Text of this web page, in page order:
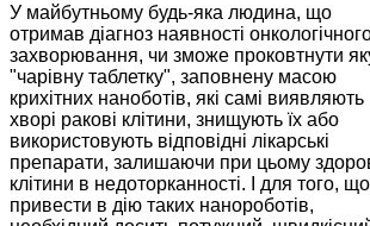
У майбутньому будь-яка людина, що
отримав діагноз наявності
захворювання, чи зможе проковтнути
"чарівну таблетку", заповнену масою
крихітних наноботів, які самі виявляють
хворі ракові клітини, знищують їх або
використовують відповідні лікарські
препарати, залишаючи при цьому
клітини в недоторканності. І для того,
привести в дію таких нанороботів,